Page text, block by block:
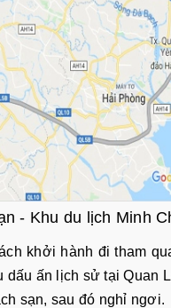
- Khu du lịch Minh
khởi hành đi tham
dấu ấn lịch sử tại Quan
sạn, sau đó nghỉ ngơi.